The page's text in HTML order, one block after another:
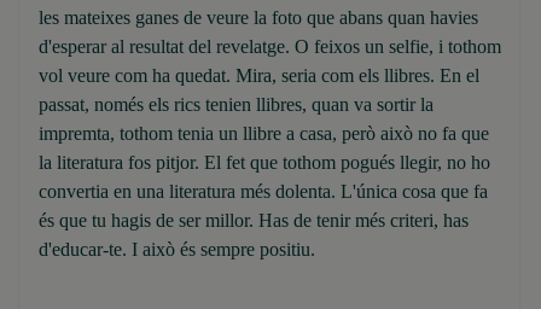
les mateixes ganes de veure la foto que abans quan havies
d'esperar al resultat del revelatge. O feixos un selfie, i tothom
vol veure com ha quedat. Mira, seria com els llibres. En el
passat, només els rics tenien llibres, quan va sortir la
impremta, tothom tenia un llibre a casa, però això no fa que
la literatura fos pitjor. El fet que tothom pogués llegir, no ho
convertia en una literatura més dolenta. L'única cosa que fa
és que tu hagis de ser millor. Has de tenir més criteri, has
d'educar-te. I això és sempre positiu.